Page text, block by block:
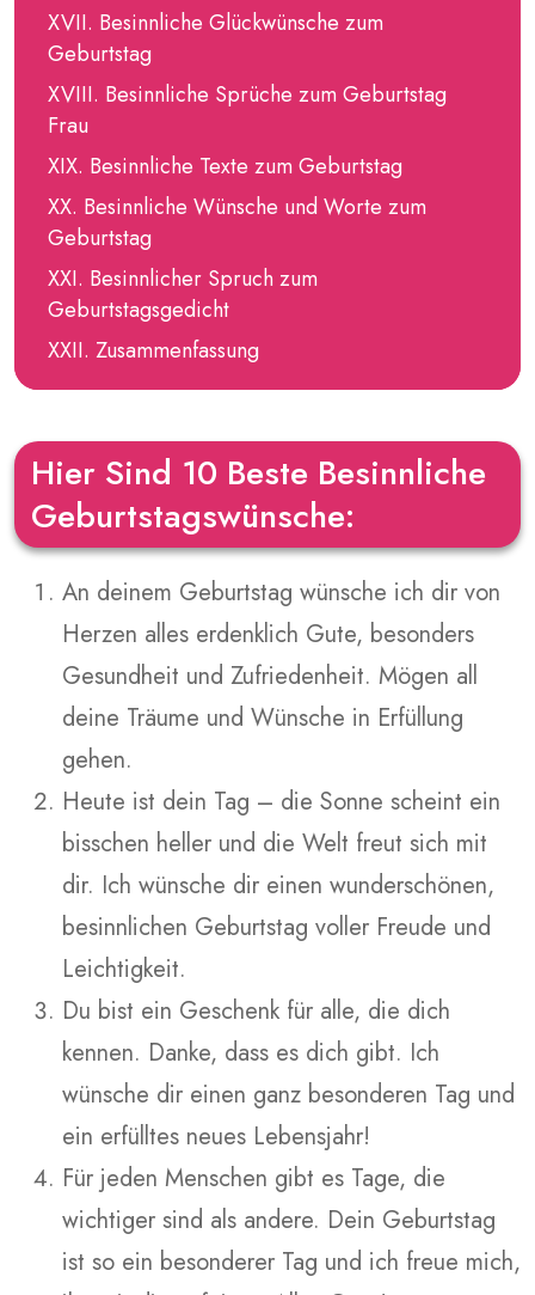
Besinnliche Glückwünsche zum
Geburtstag
Besinnliche Sprüche zum Geburtstag
Frau
Besinnliche Texte zum Geburtstag
Besinnliche Wünsche und Worte zum
Geburtstag
Besinnlicher Spruch zum
Geburtstagsgedicht
Zusammenfassung
Hier Sind 10 Beste Besinnliche
Geburtstagswünsche:
An deinem Geburtstag wünsche ich dir von
Herzen alles erdenklich Gute, besonders
Gesundheit und Zufriedenheit. Mögen all
deine Träume und Wünsche in Erfüllung
gehen.
Heute ist dein Tag – die Sonne scheint ein
bisschen heller und die Welt freut sich mit
dir. Ich wünsche dir einen wunderschönen,
besinnlichen Geburtstag voller Freude und
Leichtigkeit.
Du bist ein Geschenk für alle, die dich
kennen. Danke, dass es dich gibt. Ich
wünsche dir einen ganz besonderen Tag und
ein erfülltes neues Lebensjahr!
Für jeden Menschen gibt es Tage, die
wichtiger sind als andere. Dein Geburtstag
ist so ein besonderer Tag und ich freue mich,